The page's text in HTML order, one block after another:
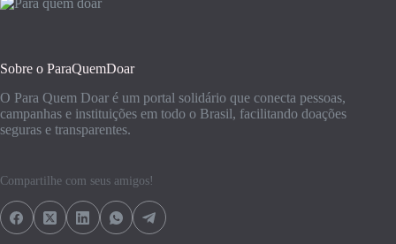
Sobre o ParaQuemDoar
O Para Quem Doar é um portal solidário que conecta pessoas,
campanhas e instituições em todo o Brasil, facilitando doações
seguras e transparentes.
Compartilhe com seus amigos!